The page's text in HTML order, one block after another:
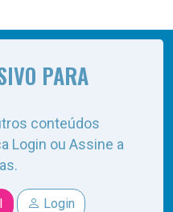
PARA
conteúdos
Login ou Assine a
Login